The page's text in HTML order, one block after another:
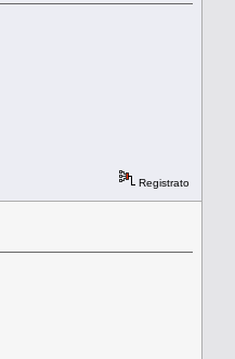
Registrato